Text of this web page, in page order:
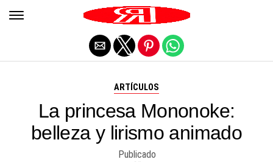
ARTÍCULOS
La princesa Mononoke:
belleza y lirismo animado
Publicado
Salir de la versión móvil